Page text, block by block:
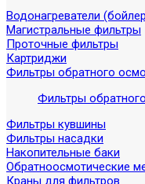
Водонагреватели
Магистральные фильтры
Проточные фильтры
Картриджи
Фильтры обратного
Фильтры
Фильтры кувшины
Фильтры насадки
Накопительные баки
Обратноосмотические
Краны для фильтров